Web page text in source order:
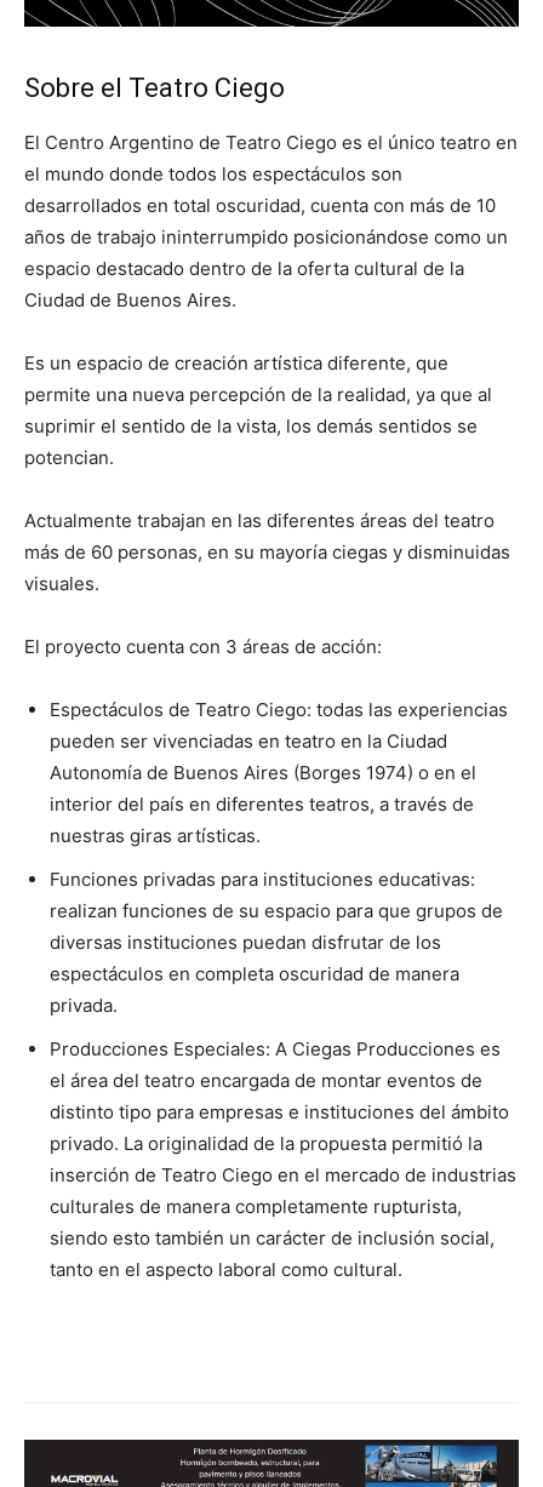
Sobre el Teatro Ciego
El Centro Argentino de Teatro Ciego es el único teatro en
el mundo donde todos los espectáculos son
desarrollados en total oscuridad, cuenta con más de 10
años de trabajo ininterrumpido posicionándose como un
espacio destacado dentro de la oferta cultural de la
Ciudad de Buenos Aires.
Es un espacio de creación artística diferente, que
permite una nueva percepción de la realidad, ya que al
suprimir el sentido de la vista, los demás sentidos se
potencian.
Actualmente trabajan en las diferentes áreas del teatro
más de 60 personas, en su mayoría ciegas y disminuidas
visuales.
El proyecto cuenta con 3 áreas de acción:
Espectáculos de Teatro Ciego: todas las experiencias
pueden ser vivenciadas en teatro en la Ciudad
Autonomía de Buenos Aires (Borges 1974) o en el
interior del país en diferentes teatros, a través de
nuestras giras artísticas.
Funciones privadas para instituciones educativas:
realizan funciones de su espacio para que grupos de
diversas instituciones puedan disfrutar de los
espectáculos en completa oscuridad de manera
privada.
Producciones Especiales: A Ciegas Producciones es
el área del teatro encargada de montar eventos de
distinto tipo para empresas e instituciones del ámbito
privado. La originalidad de la propuesta permitió la
inserción de Teatro Ciego en el mercado de industrias
culturales de manera completamente rupturista,
siendo esto también un carácter de inclusión social,
tanto en el aspecto laboral como cultural.